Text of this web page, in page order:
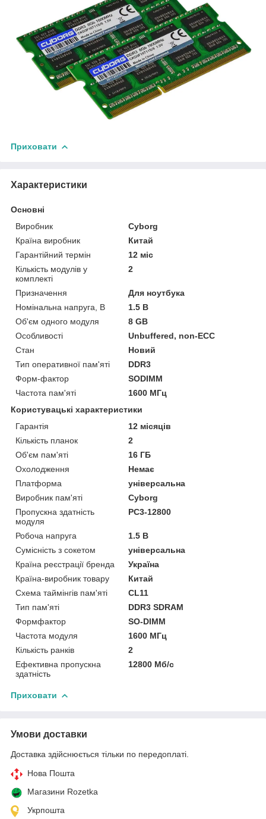
Приховати
Характеристики
Основні
Виробник
Cyborg
Країна виробник
Китай
Гарантійний термін
12 міс
Кількість модулів у
комплекті
2
Призначення
Для ноутбука
Номінальна напруга, В
1.5 В
Об'єм одного модуля
8 GB
Особливості
Unbuffered, non-ECC
Стан
Новий
Тип оперативної пам'яті
DDR3
Форм-фактор
SODIMM
Частота пам'яті
1600 МГц
Користувацькі характеристики
Гарантія
12 місяців
Кількість планок
2
Об'єм пам'яті
16 ГБ
Охолодження
Немає
Платформа
універсальна
Виробник пам'яті
Cyborg
Пропускна здатність
модуля
PC3-12800
Робоча напруга
1.5 В
Сумісність з сокетом
універсальна
Країна реєстрації бренда
Україна
Країна-виробник товару
Китай
Схема таймінгів пам'яті
CL11
Тип пам'яті
DDR3 SDRAM
Формфактор
SO-DIMM
Частота модуля
1600 МГц
Кількість ранків
2
Ефективна пропускна
здатність
12800 Мб/с
Приховати
Умови доставки
Доставка здійснюється тільки по передоплаті.
Нова Пошта
Магазини Rozetka
Укрпошта